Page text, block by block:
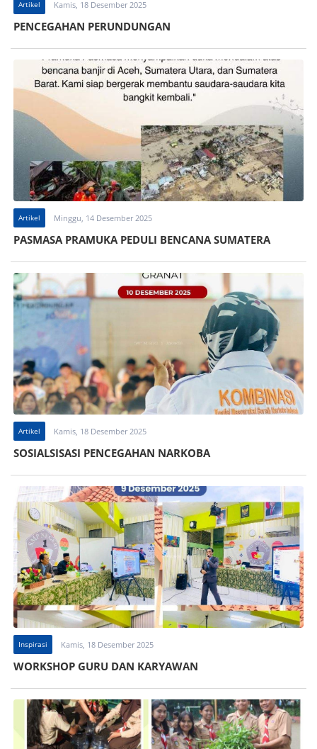
Artikel Kamis, 18 Desember 2025
PENCEGAHAN PERUNDUNGAN
Artikel Minggu, 14 Desember 2025
PASMASA PRAMUKA PEDULI BENCANA SUMATERA
Artikel Kamis, 18 Desember 2025
SOSIALSISASI PENCEGAHAN NARKOBA
Inspirasi Kamis, 18 Desember 2025
WORKSHOP GURU DAN KARYAWAN